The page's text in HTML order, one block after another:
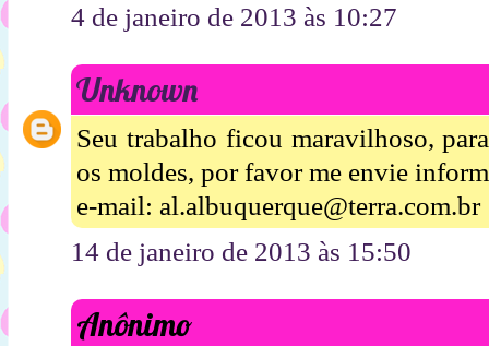
4 de janeiro de 2013 às 10:27
Unknown
Seu trabalho ficou maravilhoso,
os moldes, por favor me envie
e-mail: al.albuquerque@terra.com.br
14 de janeiro de 2013 às 15:50
Anônimo